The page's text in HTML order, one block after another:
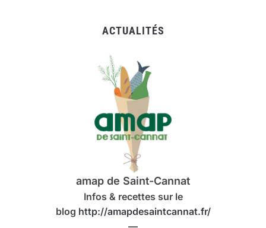
ACTUALITÉS
amap de Saint-Cannat
Infos & recettes sur le
blog http://amapdesaintcannat.fr/